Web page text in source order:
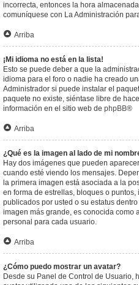
incorrecta, entonces la hora
comuníquese con La Administración
Arriba
¡Mi idioma no está en la lista!
Esto se puede deber a que la
idioma para el foro o nadie ha creado
Administrador si puede instalar el
paquete no existe, siéntase libre de
información en el sitio web de phpBB®
Arriba
¿Qué es la imagen al lado de mi
Hay dos imágenes que pueden
cuando esté viendo los mensajes.
la primera imagen está asociada a la
en forma de estrellas, bloques o
publicados por usted o su estatus
imagen más grande, es conocida como
personal para cada usuario.
Arriba
¿Cómo puedo mostrar un avatar?
Desde su Panel de Control de Usuario,